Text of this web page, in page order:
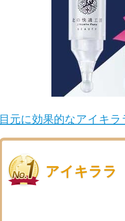
目元に効果的なアイキ
アイキララ